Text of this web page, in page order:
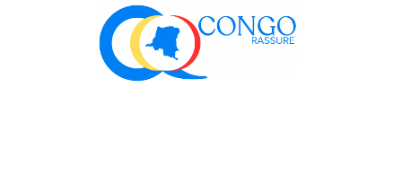
Aller au contenu principal